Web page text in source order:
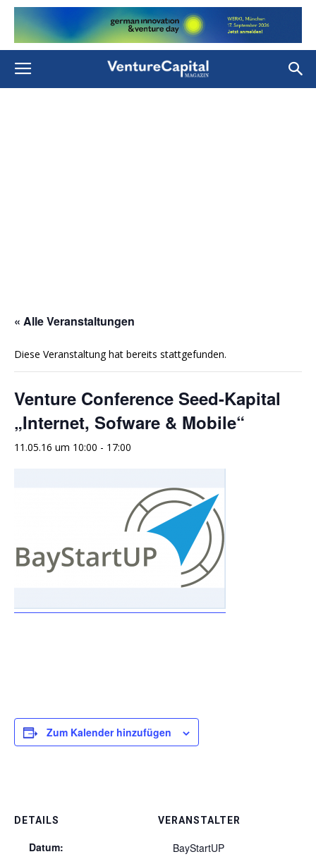
« Alle Veranstaltungen
Diese Veranstaltung hat bereits stattgefunden.
Venture Conference Seed-Kapital
„Internet, Sofware & Mobile“
11.05.16 um 10:00 - 17:00
Zum Kalender hinzufügen
DETAILS
Datum:
VERANSTALTER
BayStartUP